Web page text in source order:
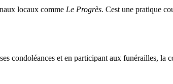
locaux comme Le Progrès. Cest une pratique
condoléances et en participant aux funérailles, la